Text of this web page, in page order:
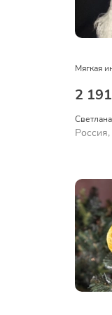
Мягкая
2
Светлана